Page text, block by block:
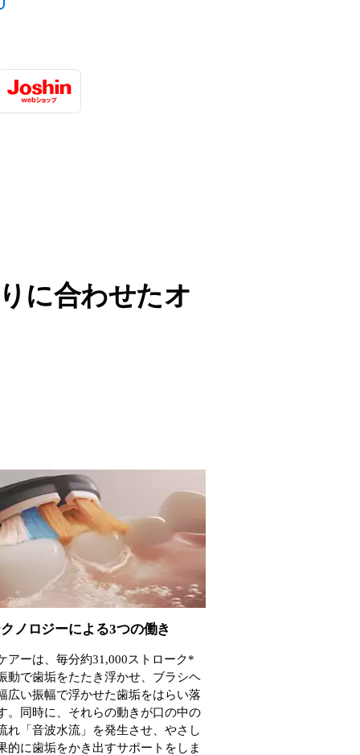
に合わせたオ
ノロジーによる3つの働き
アーは、毎分約31,000ストローク*
動で歯垢をたたき浮かせ、ブラシヘ
広い振幅で浮かせた歯垢をはらい落
。同時に、それらの動きが口の中の
れ「音波水流」を発生させ、やさし
的に歯垢をかき出すサポートをしま